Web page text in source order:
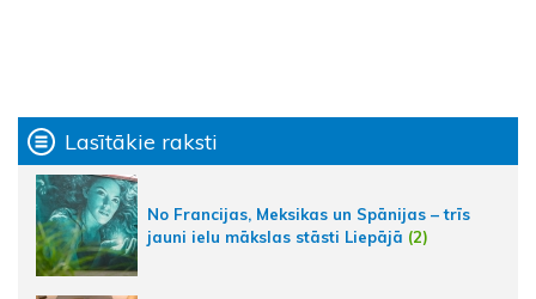
Lasītākie raksti
No Francijas, Meksikas un Spānijas – trīs
jauni ielu mākslas stāsti Liepājā (2)